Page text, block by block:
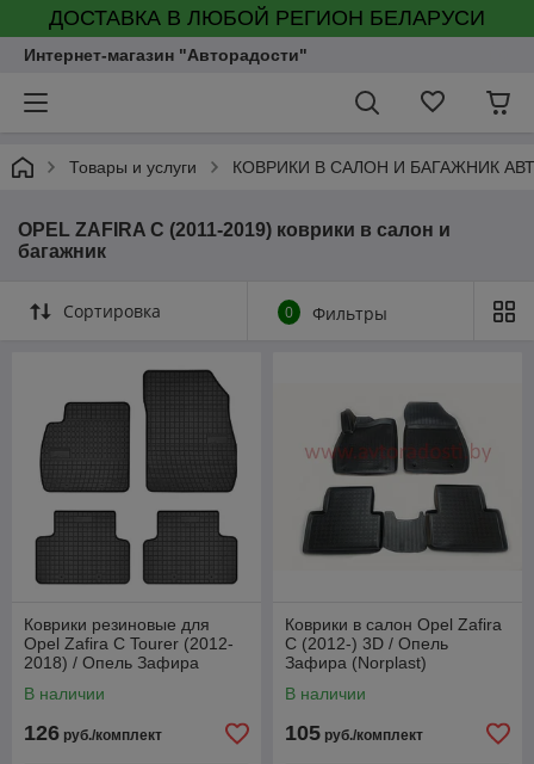
ДОСТАВКА В ЛЮБОЙ РЕГИОН БЕЛАРУСИ
Интернет-магазин "Авторадости"
Товары и услуги КОВРИКИ В САЛОН И БАГАЖНИК
OPEL ZAFIRA C (2011-2019) коврики в салон и
багажник
Сортировка 0 Фильтры
Коврики резиновые для
Opel Zafira C Tourer (2012-
2018) / Опель Зафира
В наличии
126 руб./комплект
Коврики в салон Opel Zafira
C (2012-) 3D / Опель
Зафира (Norplast)
В наличии
105 руб./комплект